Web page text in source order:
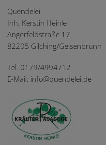
Quendelei
Inh. Kerstin Heinle
Angerfeldstraße 17
82205 Gilching/Geisenbrunn
Tel. 0179/4994712
E-Mail: info@quendelei.de